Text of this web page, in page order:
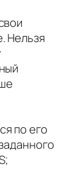
Нельзя
по его